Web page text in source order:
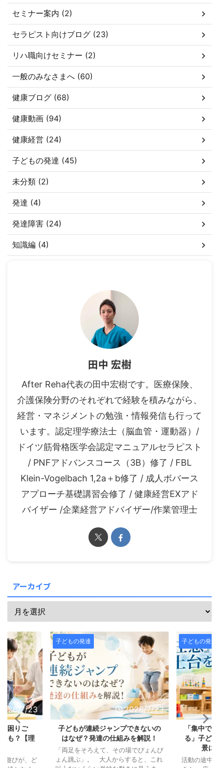
セミナー案内 (2)
セラピスト向けブログ (23)
リハ職向けセミナー (2)
一般のみなさまへ (60)
健康ブログ (68)
健康動画 (94)
健康経営 (24)
子どもの発達 (45)
未分類 (2)
発達 (4)
発達障害 (24)
知識編 (4)
田中 宏樹
After Reha代表の田中宏樹です。医療保険、
介護保険分野のそれぞれで経験を積みながら、
経営・マネジメントの勉強・情報発信も行って
います。認定理学療法士（脳血管・運動器）/
ドイツ筋骨格医学会認定マニュアルセラピスト
/ PNFアドバンスコース（3B）修了 / FBL
Klein-Vogelbach 1,2a＋b修了 / 成人ボバース
アプローチ基礎講習会修了 / 健康経営EXアド
バイザー /企業経営アドバイザー/作業管理士
アーカイブ
7/23
困りご
も？【理
遊びが、ど
子どもの発達
2026/7/23
子どもが連続ジャンプできないの
はなぜ？発達の仕組みを解説！
「両足をそろえて、その場でぴょんぴ
ょん跳ぶ」。 大人からすると、これ
子どもの発達
「集中で
る」子ど
景に
活動の途中